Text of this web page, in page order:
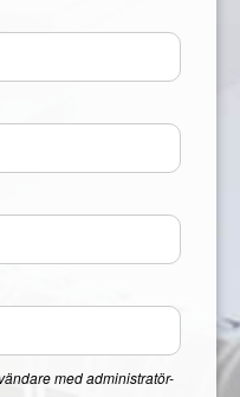
med administratör-